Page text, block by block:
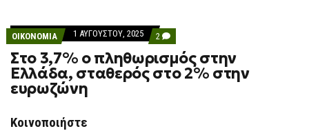
ΟΙΚΟΝΟΜΙΑ 1 ΑΥΓΟΎΣΤΟΥ, 2025 2 COMMENTS
ON
ΣΤΟ
3,7%
Ο
Στο 3,7% ο πληθωρισμός στην
Ελλάδα, σταθερός στο 2% στην
ευρωζώνη
Κοινοποιήστε